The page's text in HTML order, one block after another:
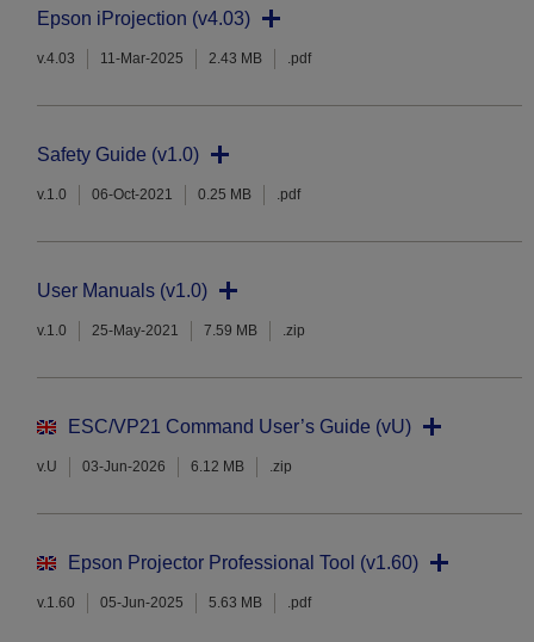
Epson iProjection (v4.03)
v.4.03 11-Mar-2025 2.43 MB .pdf
Safety Guide (v1.0)
v.1.0 06-Oct-2021 0.25 MB .pdf
User Manuals (v1.0)
v.1.0 25-May-2021 7.59 MB .zip
ESC/VP21 Command User’s Guide (vU)
v.U 03-Jun-2026 6.12 MB .zip
Epson Projector Professional Tool (v1.60)
v.1.60 05-Jun-2025 5.63 MB .pdf